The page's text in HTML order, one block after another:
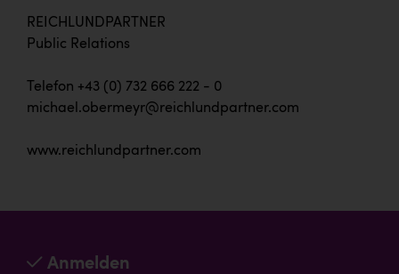
REICHLUNDPARTNER
Public Relations
Telefon +43 (0) 732 666 222 - 0
michael.obermeyr@reichlundpartner.com
www.reichlundpartner.com
Anmelden